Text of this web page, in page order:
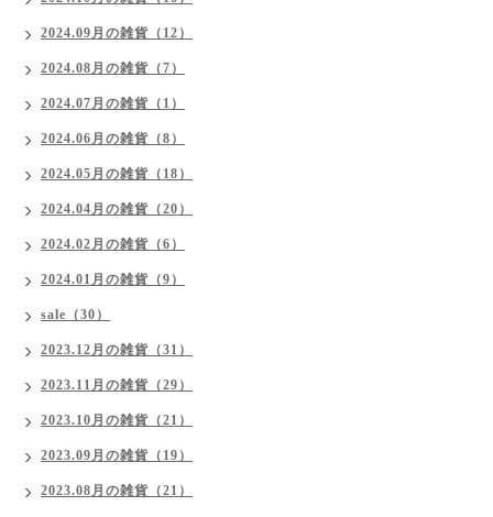
2024.09月の雑貨（12）
2024.08月の雑貨（7）
2024.07月の雑貨（1）
2024.06月の雑貨（8）
2024.05月の雑貨（18）
2024.04月の雑貨（20）
2024.02月の雑貨（6）
2024.01月の雑貨（9）
sale（30）
2023.12月の雑貨（31）
2023.11月の雑貨（29）
2023.10月の雑貨（21）
2023.09月の雑貨（19）
2023.08月の雑貨（21）